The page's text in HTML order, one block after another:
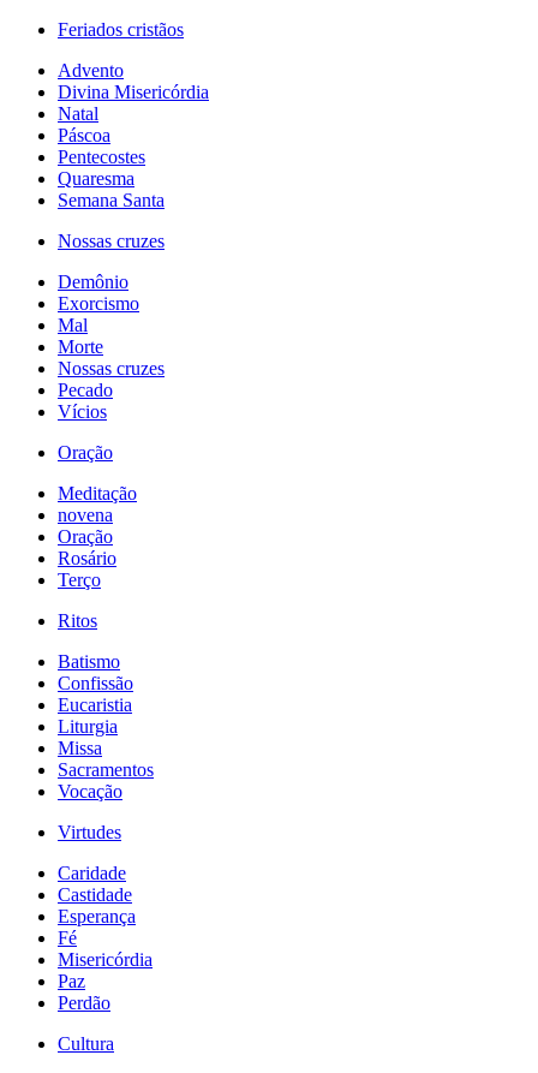
Feriados cristãos
Advento
Divina Misericórdia
Natal
Páscoa
Pentecostes
Quaresma
Semana Santa
Nossas cruzes
Demônio
Exorcismo
Mal
Morte
Nossas cruzes
Pecado
Vícios
Oração
Meditação
novena
Oração
Rosário
Terço
Ritos
Batismo
Confissão
Eucaristia
Liturgia
Missa
Sacramentos
Vocação
Virtudes
Caridade
Castidade
Esperança
Fé
Misericórdia
Paz
Perdão
Cultura